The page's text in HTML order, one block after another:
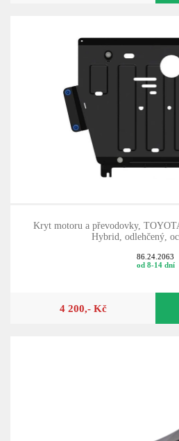
Kryt motoru a převodovky,
Hybrid, odlehčený,
86.24.2063
od 8-14 dní
4 200,- Kč